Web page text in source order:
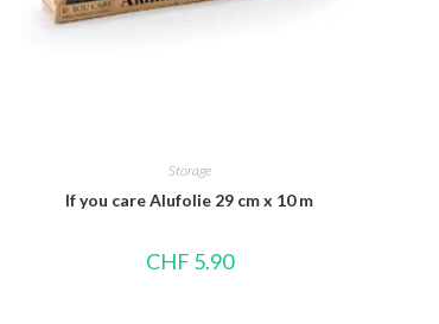
Storage
If you care Alufolie 29 cm x 10 m
CHF 5.90